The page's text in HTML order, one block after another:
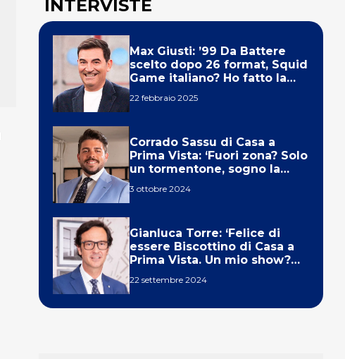
INTERVISTE
Max Giusti: ’99 Da Battere
scelto dopo 26 format, Squid
Game italiano? Ho fatto la
22 febbraio 2025
Corrado Sassu di Casa a
Prima Vista: ‘Fuori zona? Solo
un tormentone, sogno la
3 ottobre 2024
Gianluca Torre: ‘Felice di
essere Biscottino di Casa a
Prima Vista. Un mio show?
22 settembre 2024